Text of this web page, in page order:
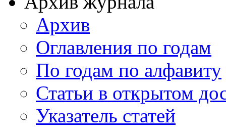
Архив
Оглавления по годам
По годам по алфавиту
Статьи в открытом
Указатель статей